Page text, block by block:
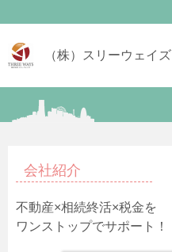
（株）スリーウェイズ
会社紹介
不動産×相続終活×税金を
ワンストップでサポート！